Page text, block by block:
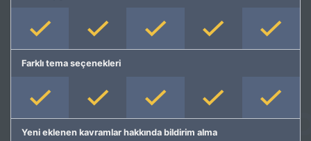
Farklı tema seçenekleri
Yeni eklenen kavramlar hakkında bildirim alma